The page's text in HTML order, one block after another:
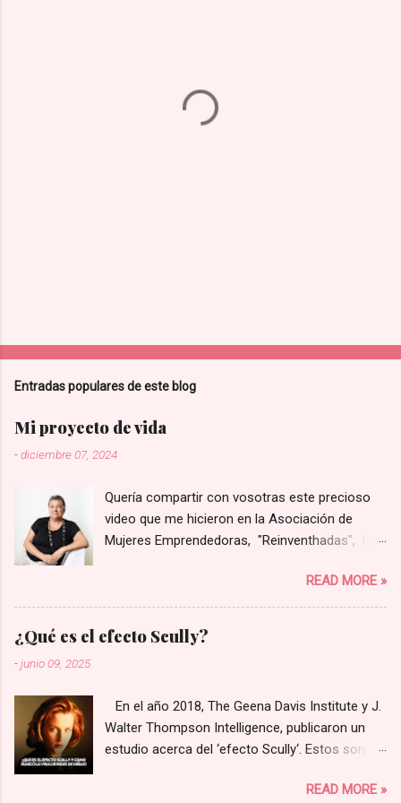
Entradas populares de este blog
Mi proyecto de vida
-diciembre 07, 2024
Quería compartir con vosotras este precioso
video que me hicieron en la Asociación de
Mujeres Emprendedoras, "Reinventhadas", las
poner en valor proyectos liderados por mujeres
de la provincia de Castellón. Entre todos los
presentados eligieron solo a ocho de ellos para
hacer un video corporativo, y yo tuve la gran
el enlace 👉 video Rosa Marco 💜
READ MORE »
¿Qué es el efecto Scully?
-junio 09, 2025
En el año 2018, The Geena Davis Institute y J.
Walter Thompson Intelligence, publicaron un
estudio acerca del ‘efecto Scully‘. Estos son
Entre 1993 y 2002, Dana Scully fue uno de los
READ MORE »